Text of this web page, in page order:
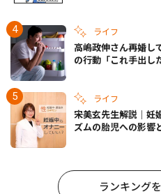
ライフ
高嶋政伸さん再婚し
の行動「これ手出し
ライフ
宋美玄先生解説｜妊
ズムの胎児への影響
ランキング